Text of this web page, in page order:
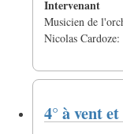
Intervenant
Musicien de
Nicolas Cardoze:
4° à vent